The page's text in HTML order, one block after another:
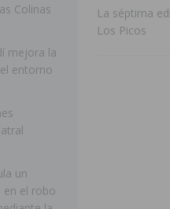
un incendio en la cocina
da comienzo a sus fiestas
La séptima
Los Picos
Colinas
mejora la
entorno
un
en el robo